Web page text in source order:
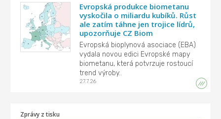
Evropská produkce biometanu
vyskočila o miliardu kubíků. Růst
ale zatím táhne jen trojice lídrů,
upozorňuje CZ Biom
Evropská bioplynová asociace (EBA)
vydala novou edici Evropské mapy
biometanu, která potvrzuje rostoucí
trend výroby..
27.7.26
Zprávy z tisku